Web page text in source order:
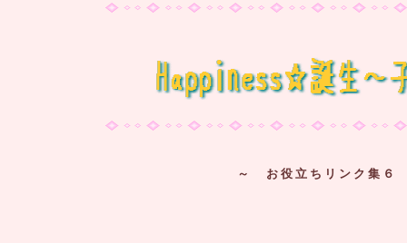
～ お役立ちリンク集６